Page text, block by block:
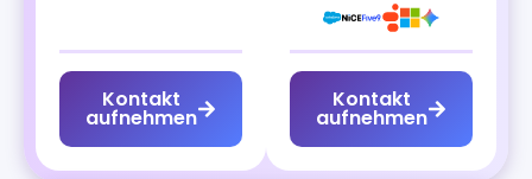
Kontakt
aufnehmen
Kontakt
aufnehmen